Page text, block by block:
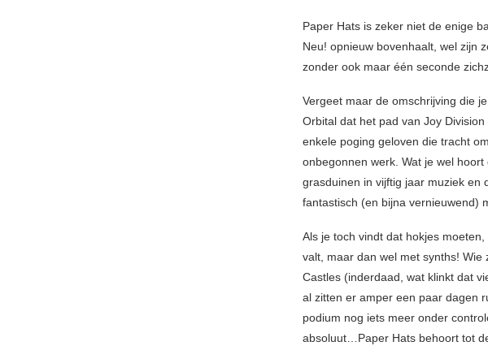
Paper Hats is zeker niet de enige
Neu! opnieuw bovenhaalt, wel zijn
zonder ook maar één seconde
Vergeet maar de omschrijving die
Orbital dat het pad van Joy
enkele poging geloven die tracht
onbegonnen werk. Wat je wel
grasduinen in vijftig jaar muziek en
fantastisch (en bijna vernieuwend)
Als je toch vindt dat hokjes
valt, maar dan wel met synths!
Castles (inderdaad, wat klinkt dat
al zitten er amper een paar dagen
podium nog iets meer onder
absoluut…Paper Hats behoort tot